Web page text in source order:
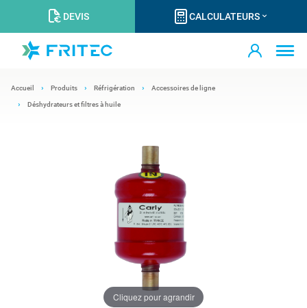
DEVIS CALCULATEURS
Accueil Produits Réfrigération Accessoires de ligne
Déshydrateurs et filtres à huile
Cliquez pour agrandir